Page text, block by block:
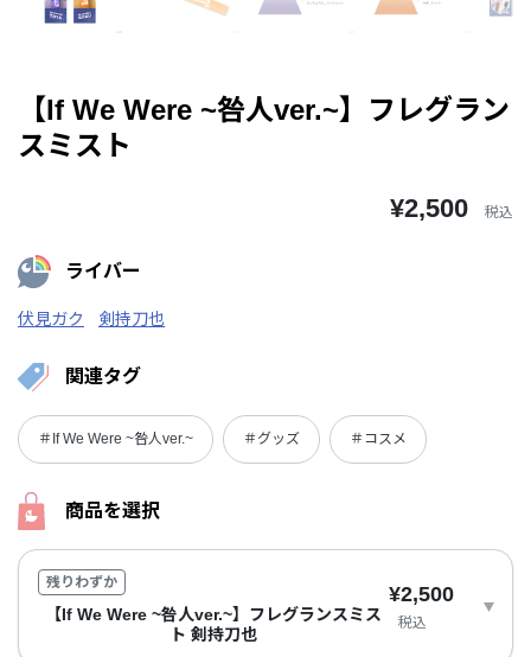
【If We Were ~咎人ver.~】フレグラン
スミスト
¥2,500 税込
ライバー
伏見ガク 剣持刀也
関連タグ
＃If We Were ~咎人ver.~ ＃グッズ ＃コスメ
商品を選択
残りわずか
【If We Were ~咎人ver.~】フレグランスミス
ト 剣持刀也
¥2,500
税込